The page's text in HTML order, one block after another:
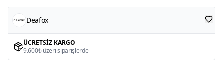
Deafox
ÜCRETSIZ KARGO
9.600₺ üzeri siparişlerde